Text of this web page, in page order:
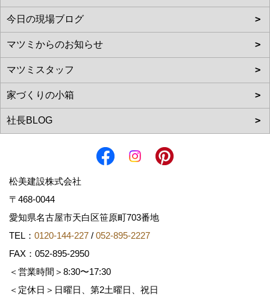
松美建設株式会社
〒468-0044
愛知県名古屋市天白区笹原町703番地
TEL： 0120-144-227 / 052-895-2227
FAX：052-895-2950
＜営業時間＞8:30〜17:30
＜定休日＞日曜日、第2土曜日、祝日